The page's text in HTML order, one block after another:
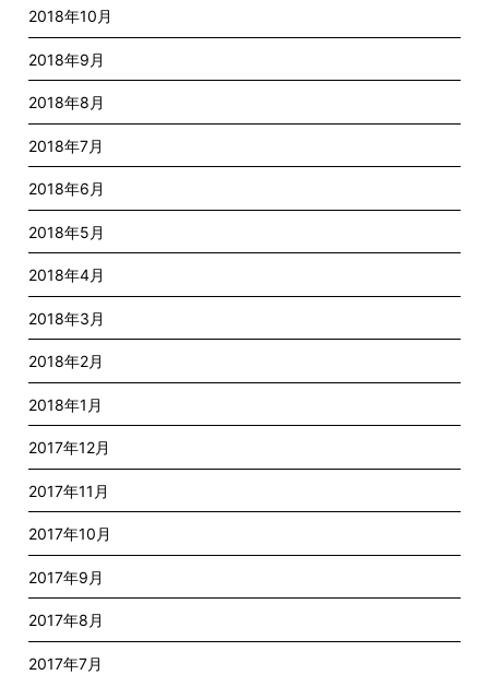
2018年10月
2018年9月
2018年8月
2018年7月
2018年6月
2018年5月
2018年4月
2018年3月
2018年2月
2018年1月
2017年12月
2017年11月
2017年10月
2017年9月
2017年8月
2017年7月